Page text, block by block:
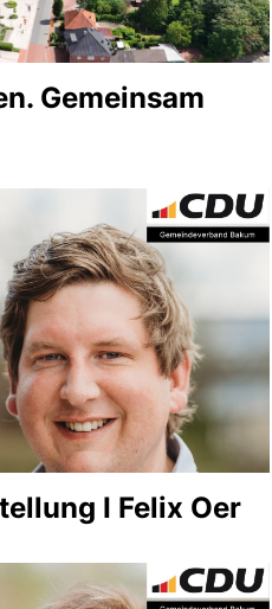
Gemeinsam
I Felix Oer